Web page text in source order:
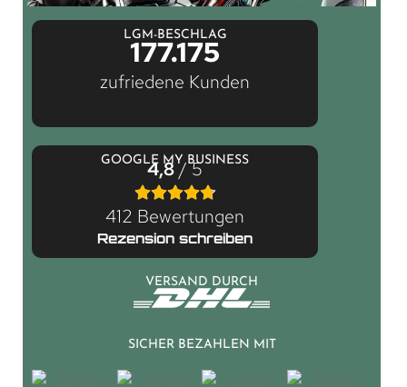
LGM-BESCHLAG
177.175
zufriedene Kunden
GOOGLE MY BUSINESS
4,8/ 5
412 Bewertungen
Rezension schreiben
VERSAND DURCH
SICHER BEZAHLEN MIT